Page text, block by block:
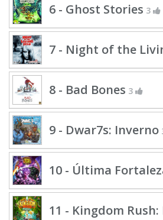
6 - Ghost Stories 3
7 - Night of the
8 - Bad Bones 3
9 - Dwar7s: Inverno
10 - Última
11 - Kingdom